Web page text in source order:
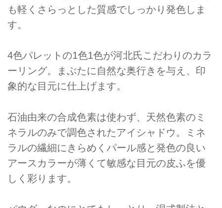
も軽くさらっとした質感でしっかり発色しま
す。
4色パレットの1色1色が河北氏こだわりのカラ
ーリング。まぶたに自然な奥行きを与え、印
象的な目元に仕上げます。
石油由来の合成色素は使わず、天然色素のミ
ネラルのみで調色されたアイシャドウ。ミネ
ラルの繊細にきらめくパール感と発色の良い
アースカラーが薄くて敏感な目元の皮ふを優
しく彩ります。